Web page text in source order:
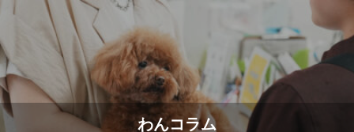
わんコラム